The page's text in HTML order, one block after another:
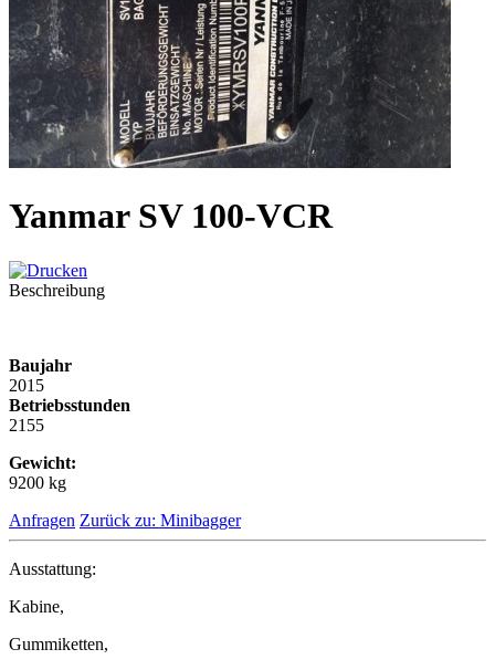
Yanmar SV 100-VCR
Beschreibung
Baujahr
2015
Betriebsstunden
2155
Gewicht:
9200 kg
Anfragen Zurück zu: Minibagger
Ausstattung:
Kabine,
Gummiketten,